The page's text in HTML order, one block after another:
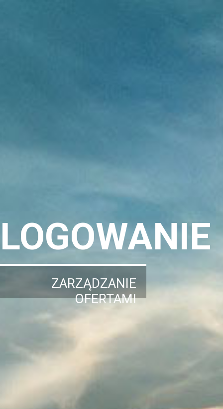
LOGOWANIE
ZARZĄDZANIE
OFERTAMI